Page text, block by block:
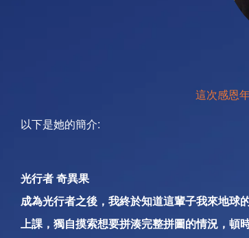
這次感恩
以下是她的簡介:
光行者 奇異果
成為光行者之後，我終於知道這輩子我來地球
上課，獨自摸索想要拼湊完整拼圖的情況，頓